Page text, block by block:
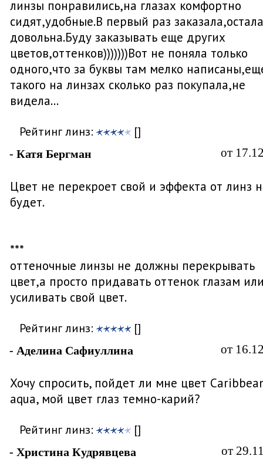
линзы понравились,на глазах комфортно
сидят,удобные.В первый раз
довольна.Буду заказывать еще других
цветов,оттенков)))))))Вот не поняла только
одного,что за буквы там мелко
такого на линзах сколько раз покупала,не
видела...
Рейтинг линз: []
- Катя Бергман от
Цвет не перекроет свой и эффекта от линз
будет.
***
оттеночные линзы не должны перекрывать
цвет,а просто придавать оттенок глазам
усиливать свой цвет.
Рейтинг линз: []
- Аделина Сафиуллина от
Хочу спросить, пойдет ли мне цвет
aqua, мой цвет глаз темно-карий?
Рейтинг линз: []
- Христина Кудрявцева от